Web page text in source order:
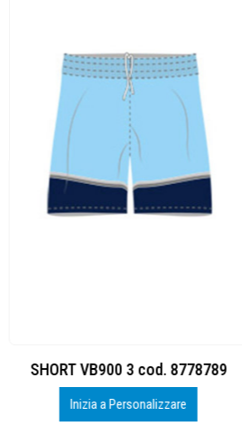
TSHIRT WVB900 5 cod.
Inizia a Personalizzare